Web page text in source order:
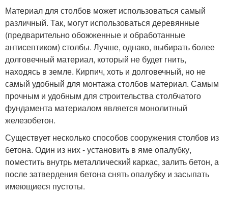
Материал для столбов может использоваться самый
различный. Так, могут использоваться деревянные
(предварительно обожженные и обработанные
антисептиком) столбы. Лучше, однако, выбирать более
долговечный материал, который не будет гнить,
находясь в земле. Кирпич, хоть и долговечный, но не
самый удобный для монтажа столбов материал. Самым
прочным и удобным для строительства столбчатого
фундамента материалом является монолитный
железобетон.
Существует несколько способов сооружения столбов из
бетона. Один из них - установить в яме опалубку,
поместить внутрь металлический каркас, залить бетон, а
после затвердения бетона снять опалубку и засыпать
имеющиеся пустоты.